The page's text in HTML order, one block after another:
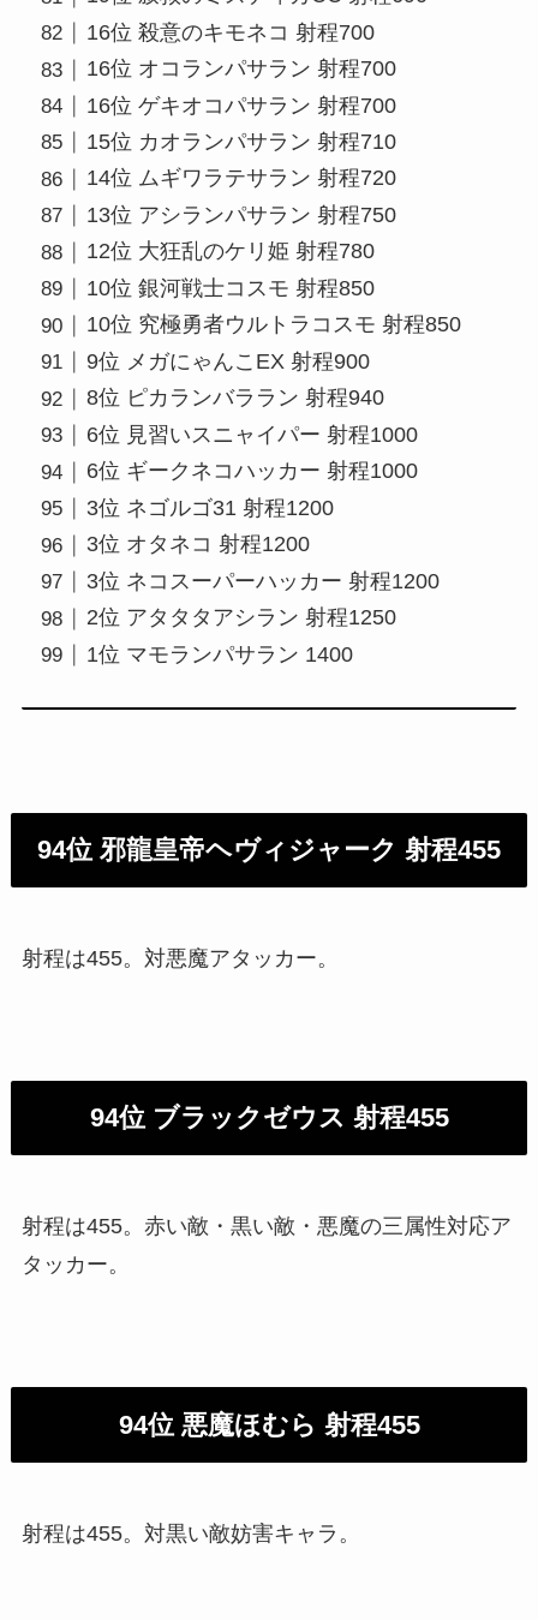
16位 殺意のキモネコ 射程700
16位 オコランパサラン 射程700
16位 ゲキオコパサラン 射程700
15位 カオランパサラン 射程710
14位 ムギワラテサラン 射程720
13位 アシランパサラン 射程750
12位 大狂乱のケリ姫 射程780
10位 銀河戦士コスモ 射程850
10位 究極勇者ウルトラコスモ 射程850
9位 メガにゃんこEX 射程900
8位 ピカランバララン 射程940
6位 見習いスニャイパー 射程1000
6位 ギークネコハッカー 射程1000
3位 ネゴルゴ31 射程1200
3位 オタネコ 射程1200
3位 ネコスーパーハッカー 射程1200
2位 アタタタアシラン 射程1250
1位 マモランパサラン 1400
94位 邪龍皇帝ヘヴィジャーク 射程455
射程は455。対悪魔アタッカー。
94位 ブラックゼウス 射程455
射程は455。赤い敵・黒い敵・悪魔の三属性対応ア
タッカー。
94位 悪魔ほむら 射程455
射程は455。対黒い敵妨害キャラ。